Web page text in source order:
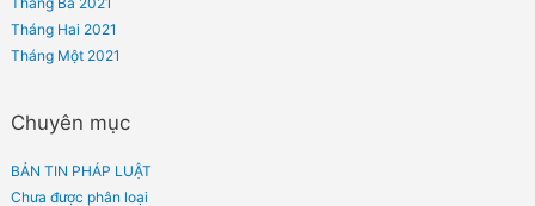
Lưu trữ
Tháng Hai 2023
Tháng Một 2023
Tháng Mười Hai 2022